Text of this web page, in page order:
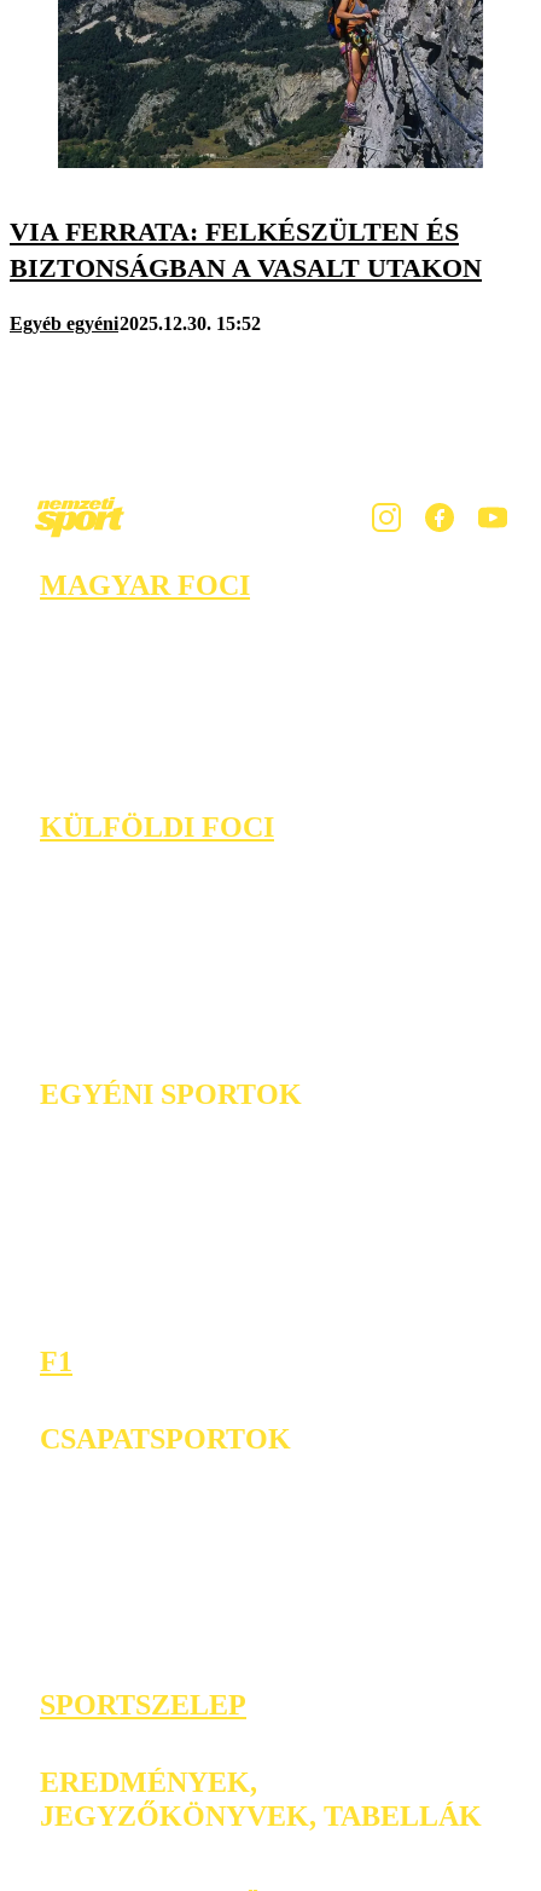
VIA FERRATA: FELKÉSZÜLTEN ÉS
BIZTONSÁGBAN A VASALT UTAKON
Egyéb egyéni2025.12.30. 15:52
MAGYAR FOCI
KÜLFÖLDI FOCI
EGYÉNI SPORTOK
F1
CSAPATSPORTOK
SPORTSZELEP
EREDMÉNYEK,
JEGYZŐKÖNYVEK, TABELLÁK